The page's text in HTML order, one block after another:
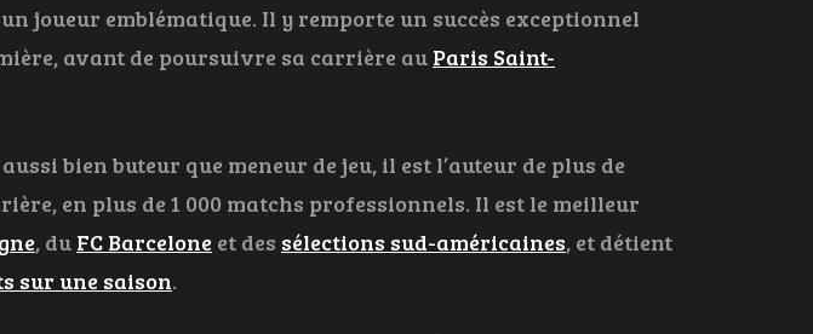
joueur emblématique. Il y remporte un succès exceptionnel
avant de poursuivre sa carrière au Paris Saint-
bien buteur que meneur de jeu, il est l’auteur de plus de
en plus de 1 000 matchs professionnels. Il est le meilleur
, du FC Barcelone et des sélections sud-américaines, et détient
sur une saison.